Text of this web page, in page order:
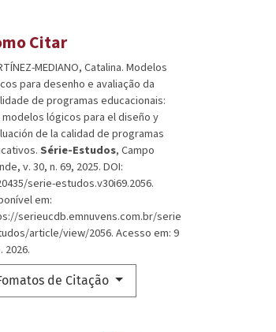
Citar
MEDIANO, Catalina. Modelos
para desenho e avaliação da
de programas educacionais:
lógicos para el diseño y
de la calidad de programas
Série-Estudos, Campo
v. 30, n. 69, 2025. DOI:
serie-estudos.v30i69.2056.
em:
serieucdb.emnuvens.com.br/serie
article/view/2056. Acesso em: 9
2026.
de Citação